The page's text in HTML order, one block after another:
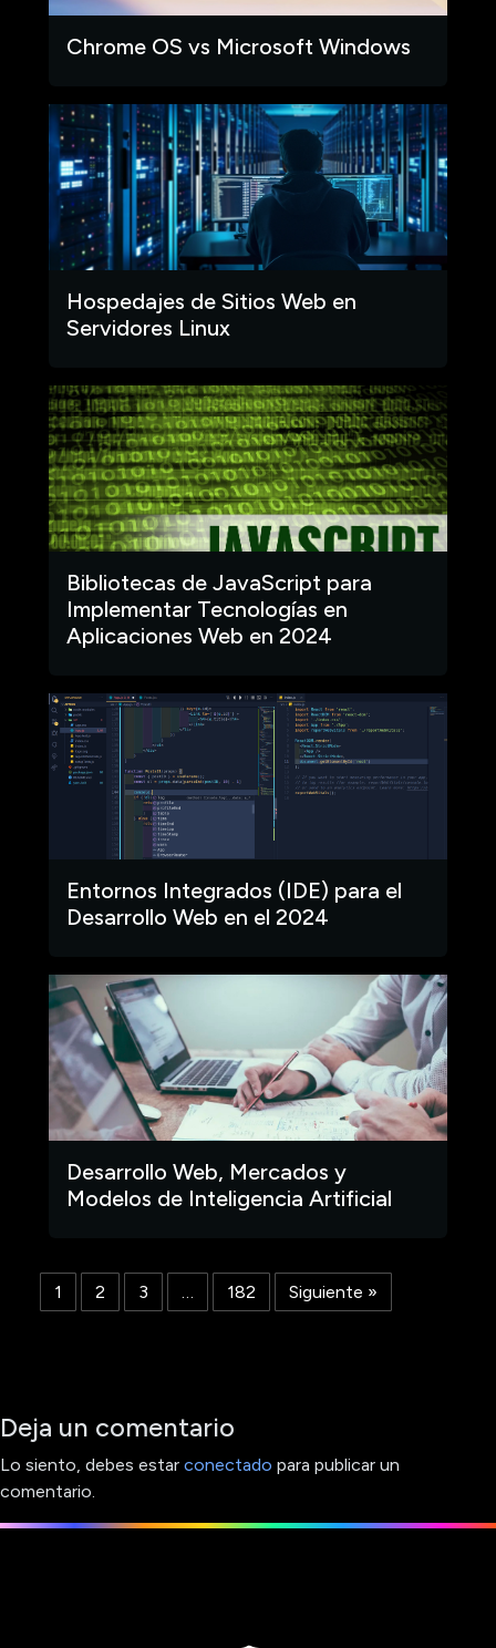
Chrome OS vs Microsoft Windows
Hospedajes de Sitios Web en
Servidores Linux
Bibliotecas de JavaScript para
Implementar Tecnologías en
Aplicaciones Web en 2024
Entornos Integrados (IDE) para el
Desarrollo Web en el 2024
Desarrollo Web, Mercados y
Modelos de Inteligencia Artificial
1 2 3 … 182 Siguiente »
Deja un comentario
Lo siento, debes estar conectado para publicar un
comentario.